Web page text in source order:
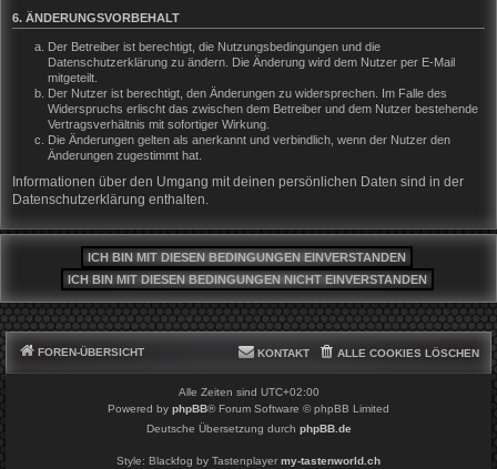
6. ÄNDERUNGSVORBEHALT
Der Betreiber ist berechtigt, die Nutzungsbedingungen und die
Datenschutzerklärung zu ändern. Die Änderung wird dem Nutzer per E-Mail
mitgeteilt.
Der Nutzer ist berechtigt, den Änderungen zu widersprechen. Im Falle des
Widerspruchs erlischt das zwischen dem Betreiber und dem Nutzer bestehende
Vertragsverhältnis mit sofortiger Wirkung.
Die Änderungen gelten als anerkannt und verbindlich, wenn der Nutzer den
Änderungen zugestimmt hat.
Informationen über den Umgang mit deinen persönlichen Daten sind in der
Datenschutzerklärung enthalten.
FOREN-ÜBERSICHT ALLE COOKIES LÖSCHEN
KONTAKT
Alle Zeiten sind UTC+02:00
Powered by phpBB® Forum Software © phpBB Limited
Deutsche Übersetzung durch phpBB.de
Style: Blackfog by Tastenplayer my-tastenworld.ch